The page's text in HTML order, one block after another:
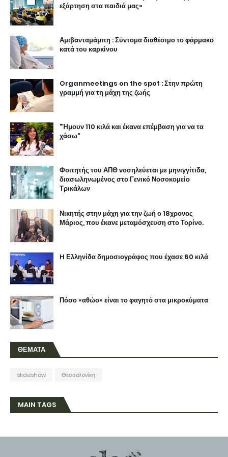
εξάρτηση στα παιδιά μας»
Αμιβανταμάμπη : Σύντομα διαθέσιμο το φάρμακο
κατά του καρκίνου
Organmeetings on the spot : Στην πρώτη
γραμμή για τη μάχη της ζωής
"Ήμουν 110 κιλά και έκανα επέμβαση για να τα
χάσω"
Φοιτητής του ΑΠΘ νοσηλεύεται με μηνιγγίτιδα,
διασωληνωμένος στο Γενικό Νοσοκομείο
Τρικάλων
Νικητής στην μάχη για την ζωή ο 18χρονος
Μάριος, που έκανε μεταμόσχευση στο Τορίνο.
H Ελληνίδα δημοσιογράφος που έχασε 60 κιλά
Πόσο «αθώο» είναι το φαγητό στα μικροκύματα
ΘΕΜΑΤΑ
slideshow Θεσσαλονίκη
MAIN TAGS